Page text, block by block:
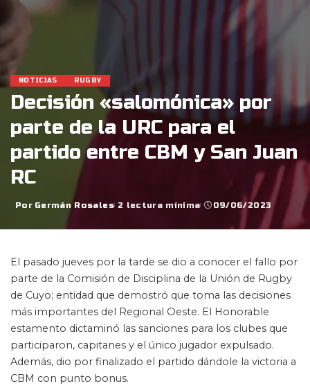
NOTICIAS RUGBY
Decisión «salomónica» por
parte de la URC para el
partido entre CBM y San Juan
RC
Posted
Por Germán Rosales 2 lectura mínima 09/06/2023
El pasado jueves por la tarde se dio a conocer el fallo por
parte de la Comisión de Disciplina de la Unión de Rugby
de Cuyo; entidad que demostró que toma las decisiones
más importantes del Regional Oeste. El Honorable
estamento dictaminó las sanciones para los clubes que
participaron, capitanes y el único jugador expulsado.
Además, dio por finalizado el partido dándole la victoria a
CBM con punto bonus.